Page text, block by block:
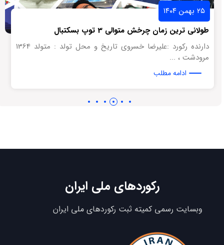
۲۵ بهمن ۱۴۰۴
طولانی ترین زمان چرخش متوالی 3 توپ بسکتبال
دارنده رکورد :علیرضا خسروی تاریخ و محل تولد : متولد 1364
مرودشت ، ...
ادامه مطلب
رکوردهای ملی ایران
وبسایت رسمی کمیته ثبت رکوردهای ملی ایران